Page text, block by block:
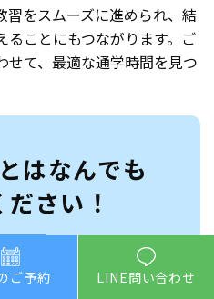
ご予約 LINE問い合わせ
習をスムーズに進められ、結
ることにもつながります。ご
せて、最適な通学時間を見つ
はなんでも
さい！
受付中